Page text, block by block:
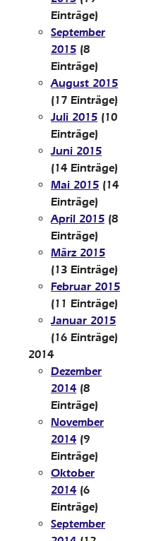
Einträge)
September
2015 (8
Einträge)
August 2015
(17 Einträge)
Juli 2015 (10
Einträge)
Juni 2015
(14 Einträge)
Mai 2015 (14
Einträge)
April 2015 (8
Einträge)
März 2015
(13 Einträge)
Februar 2015
(11 Einträge)
Januar 2015
(16 Einträge)
2014
Dezember
2014 (8
Einträge)
November
2014 (9
Einträge)
Oktober
2014 (6
Einträge)
September